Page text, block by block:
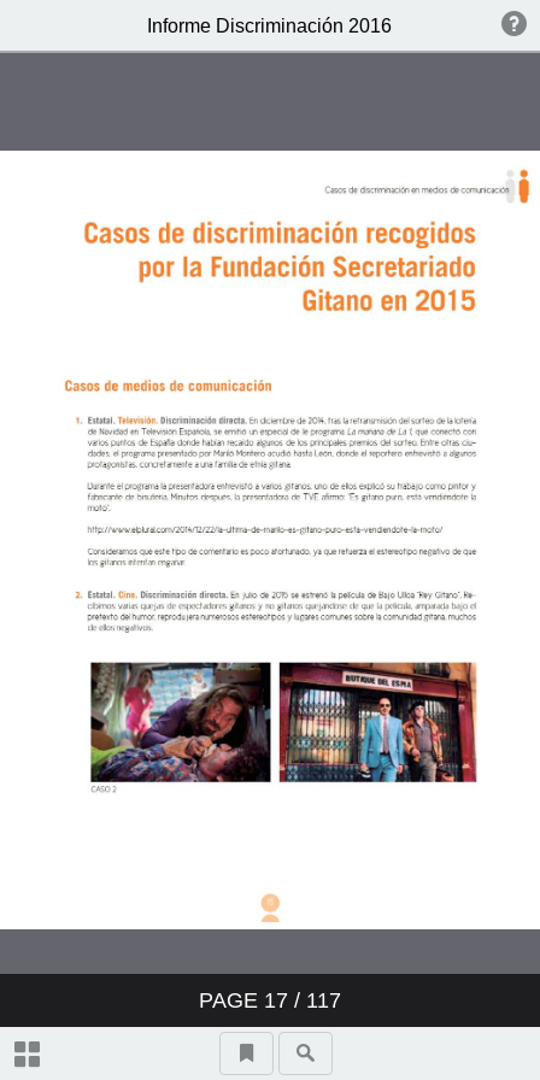
Informe Discriminación 2016
PAGE 17 / 117